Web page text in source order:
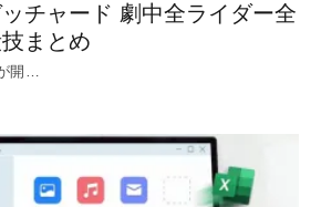
チャード 劇中全ライダー全
まとめ
開…